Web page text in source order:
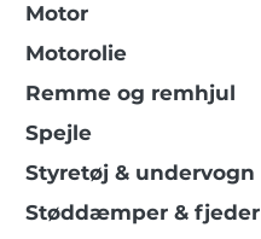
Motor
Motorolie
Remme og remhjul
Spejle
Styretøj & undervogn
Støddæmper & fjeder